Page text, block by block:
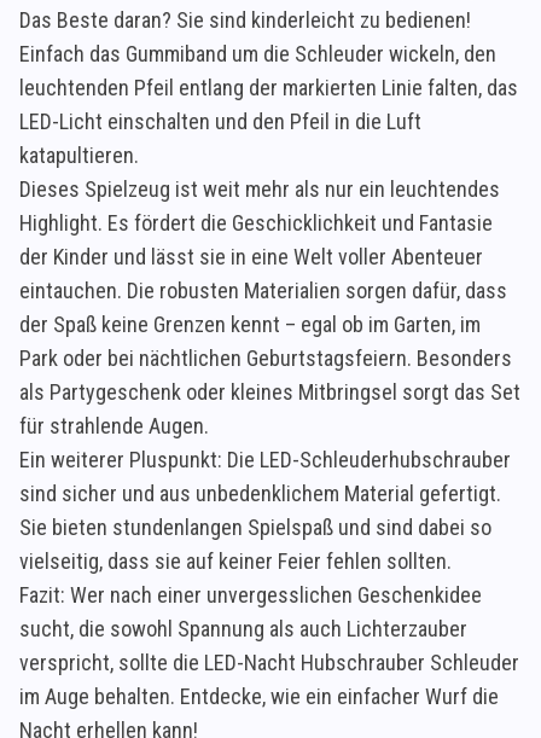
Das Beste daran? Sie sind kinderleicht zu bedienen!
Einfach das Gummiband um die Schleuder wickeln, den
leuchtenden Pfeil entlang der markierten Linie falten, das
LED-Licht einschalten und den Pfeil in die Luft
katapultieren.
Dieses Spielzeug ist weit mehr als nur ein leuchtendes
Highlight. Es fördert die Geschicklichkeit und Fantasie
der Kinder und lässt sie in eine Welt voller Abenteuer
eintauchen. Die robusten Materialien sorgen dafür, dass
der Spaß keine Grenzen kennt – egal ob im Garten, im
Park oder bei nächtlichen Geburtstagsfeiern. Besonders
als Partygeschenk oder kleines Mitbringsel sorgt das Set
für strahlende Augen.
Ein weiterer Pluspunkt: Die LED-Schleuderhubschrauber
sind sicher und aus unbedenklichem Material gefertigt.
Sie bieten stundenlangen Spielspaß und sind dabei so
vielseitig, dass sie auf keiner Feier fehlen sollten.
Fazit: Wer nach einer unvergesslichen Geschenkidee
sucht, die sowohl Spannung als auch Lichterzauber
verspricht, sollte die LED-Nacht Hubschrauber Schleuder
im Auge behalten. Entdecke, wie ein einfacher Wurf die
Nacht erhellen kann!